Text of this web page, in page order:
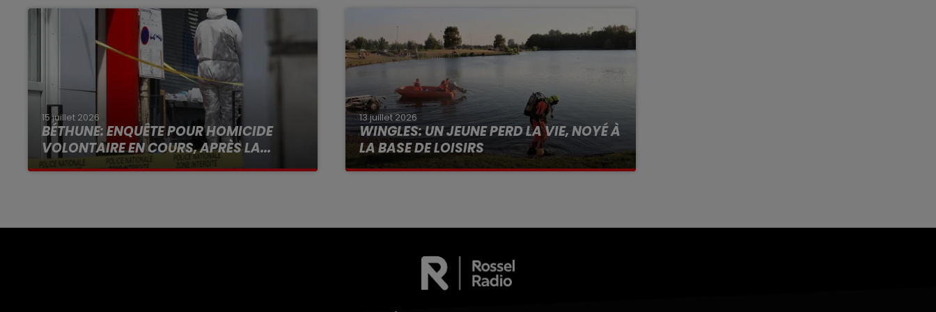
15 juillet 2026
BÉTHUNE: ENQUÊTE POUR HOMICIDE
VOLONTAIRE EN COURS, APRÈS LA...
Selon les premiers éléments, le logement
13 juillet 2026
WINGLES: UN JEUNE PERD LA VIE, NOYÉ À
LA BASE DE LOISIRS
La victime a coulé à pic